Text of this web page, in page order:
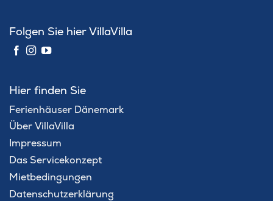
Folgen Sie hier VillaVilla
Hier finden Sie
Ferienhäuser Dänemark
Über VillaVilla
Impressum
Das Servicekonzept
Mietbedingungen
Datenschutzerklärung